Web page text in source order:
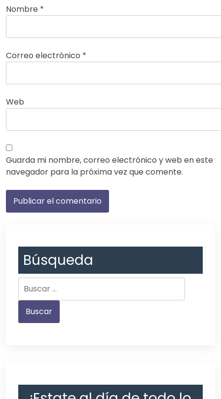
Nombre *
Correo electrónico *
Web
Guarda mi nombre, correo electrónico y web en este
navegador para la próxima vez que comente.
Búsqueda